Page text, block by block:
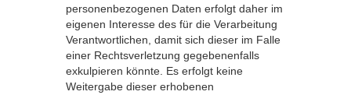
personenbezogenen Daten erfolgt daher im
eigenen Interesse des für die Verarbeitung
Verantwortlichen, damit sich dieser im Falle
einer Rechtsverletzung gegebenenfalls
exkulpieren könnte. Es erfolgt keine
Weitergabe dieser erhobenen